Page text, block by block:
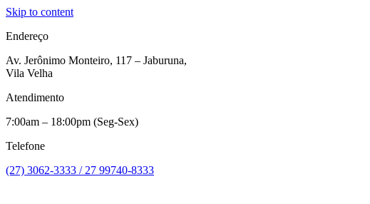
Skip to content
Endereço
Av. Jerônimo Monteiro, 117 – Jaburuna,
Vila Velha
Atendimento
7:00am – 18:00pm (Seg-Sex)
Telefone
(27) 3062-3333 / 27 99740-8333